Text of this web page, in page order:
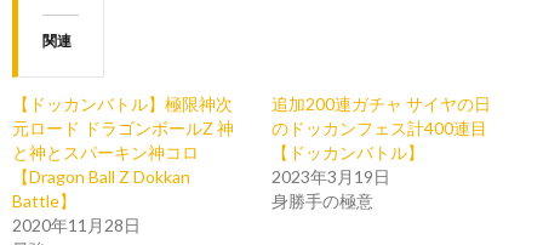
関連
【ドッカンバトル】極限神次
元ロード ドラゴンボールZ 神
と神とスパーキン神コロ
【Dragon Ball Z Dokkan
Battle】
2020年11月28日
追加200連ガチャ サイヤの日
のドッカンフェス計400連目
【ドッカンバトル】
2023年3月19日
身勝手の極意